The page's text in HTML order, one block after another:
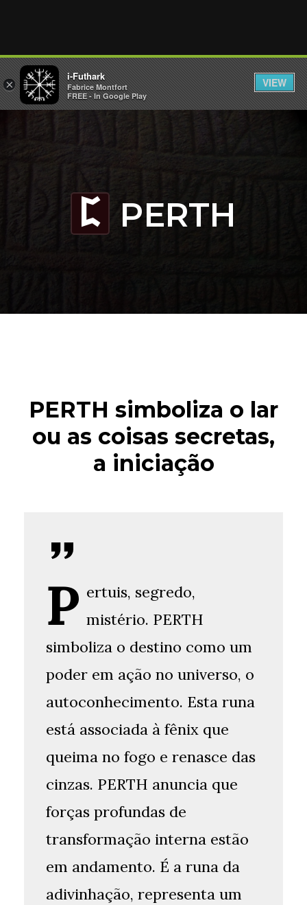
P PERTH
PERTH simboliza o lar
ou as coisas secretas,
a iniciação
P ertuis, segredo,
mistério. PERTH
simboliza o destino como um
poder em ação no universo, o
autoconhecimento. Esta runa
está associada à fênix que
queima no fogo e renasce das
cinzas. PERTH anuncia que
forças profundas de
transformação interna estão
em andamento. É a runa da
adivinhação, representa um
×
i-Futhark
Fabrice Montfort
FREE - In Google Play
VIEW